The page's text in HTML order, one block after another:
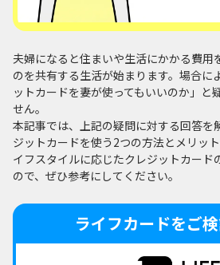
夫婦になると住まいや生活にかかる費用
のを共有する生活が始まります。場合に
ットカードを妻が使ってもいいのか」と
せん。
本記事では、上記の疑問に対する回答を
ジットカードを使う2つの方法とメリッ
イフスタイルに応じたクレジットカード
ので、ぜひ参考にしてください。
ライフカードをご